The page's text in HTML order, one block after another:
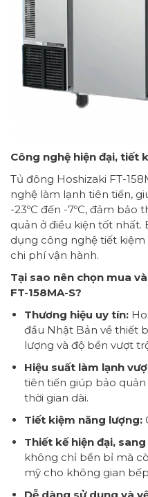
Công nghệ hiện đại, tiết
Tủ đông Hoshizaki FT-
nghệ làm lạnh tiên tiến,
-23ºC đến -7ºC, đảm
quản ở điều kiện tốt
dụng công nghệ tiết
chi phí vận hành.
Tại sao nên chọn mua
FT-158MA-S?
Thương hiệu uy tín:
đầu Nhật Bản về thiết
lượng và độ bền vượt
Hiệu suất làm lạnh
tiên tiến giúp bảo
thời gian dài.
Tiết kiệm năng lượng:
Thiết kế hiện đại,
không chỉ bền bỉ mà
mỹ cho không gian
Dễ dàng sử dụng và